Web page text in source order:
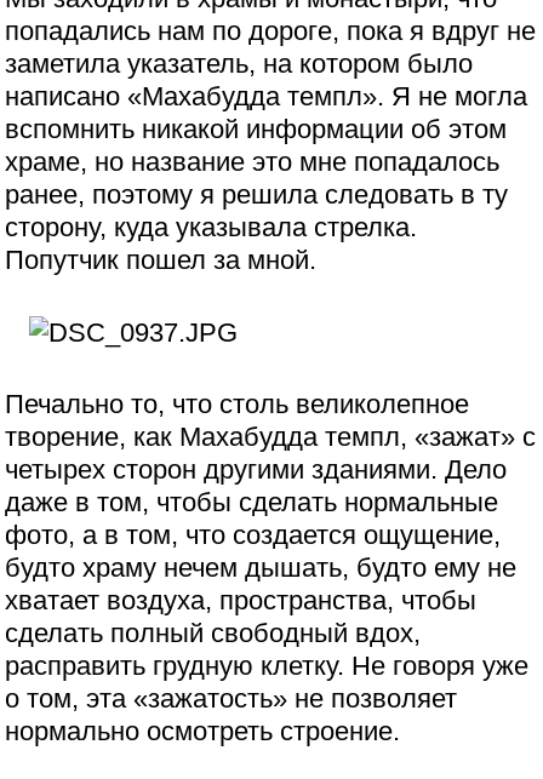
попадались нам по дороге, пока я вдруг не
заметила указатель, на котором было
написано «Махабудда темпл». Я не могла
вспомнить никакой информации об этом
храме, но название это мне попадалось
ранее, поэтому я решила следовать в ту
сторону, куда указывала стрелка.
Попутчик пошел за мной.
Печально то, что столь великолепное
творение, как Махабудда темпл, «зажат» с
четырех сторон другими зданиями. Дело
даже в том, чтобы сделать нормальные
фото, а в том, что создается ощущение,
будто храму нечем дышать, будто ему не
хватает воздуха, пространства, чтобы
сделать полный свободный вдох,
расправить грудную клетку. Не говоря уже
о том, эта «зажатость» не позволяет
нормально осмотреть строение.